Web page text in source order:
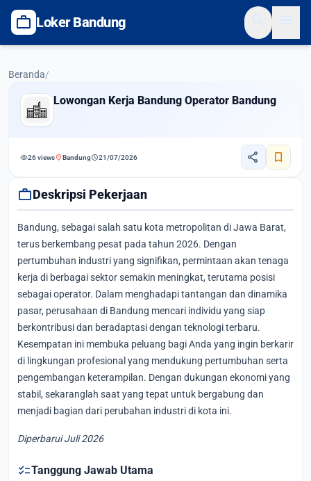
work Loker Bandung
Beranda/
Lowongan Kerja Bandung Operator Bandung
visibility26 viewslocation_onBandungschedule21/07/2026 share bookmark
workDeskripsi Pekerjaan
Bandung, sebagai salah satu kota metropolitan di Jawa Barat,
terus berkembang pesat pada tahun 2026. Dengan
pertumbuhan industri yang signifikan, permintaan akan tenaga
kerja di berbagai sektor semakin meningkat, terutama posisi
sebagai operator. Dalam menghadapi tantangan dan dinamika
pasar, perusahaan di Bandung mencari individu yang siap
berkontribusi dan beradaptasi dengan teknologi terbaru.
Kesempatan ini membuka peluang bagi Anda yang ingin berkarir
di lingkungan profesional yang mendukung pertumbuhan serta
pengembangan keterampilan. Dengan dukungan ekonomi yang
stabil, sekaranglah saat yang tepat untuk bergabung dan
menjadi bagian dari perubahan industri di kota ini.
Diperbarui Juli 2026
checklistTanggung Jawab Utama